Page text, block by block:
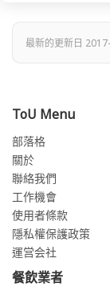
最新的更新日
ToU Menu
部落格
關於
聯絡我們
工作機會
使用者條款
隱私權保護政策
運営会社
餐飲業者